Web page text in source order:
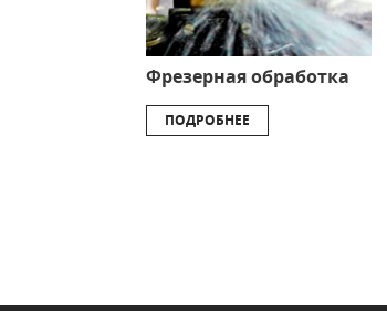
Фрезерная обработка
ПОДРОБНЕЕ